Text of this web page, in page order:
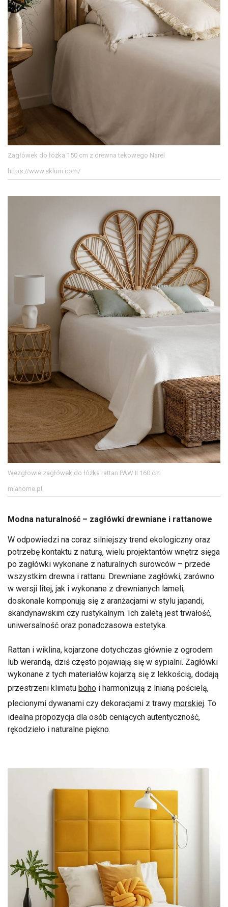
Zagłówek do łóżka 150 cm z drewna tekowego Narel
https://www.sklum.com/
Wezgłowie zagłówek do łóżka rattan PAW II 160 cm
miahome.pl
Modna naturalność – zagłówki drewniane i rattanowe
W odpowiedzi na coraz silniejszy trend ekologiczny oraz
potrzebę kontaktu z naturą, wielu projektantów wnętrz sięga
po zagłówki wykonane z naturalnych surowców – przede
wszystkim drewna i rattanu. Drewniane zagłówki, zarówno
w wersji litej, jak i wykonane z drewnianych lameli,
doskonale komponują się z aranżacjami w stylu japandi,
skandynawskim czy rustykalnym. Ich zaletą jest trwałość,
uniwersalność oraz ponadczasowa estetyka.
Rattan i wiklina, kojarzone dotychczas głównie z ogrodem
lub werandą, dziś często pojawiają się w sypialni. Zagłówki
wykonane z tych materiałów kojarzą się z lekkością, dodają
przestrzeni klimatu boho i harmonizują z lnianą pościelą,
plecionymi dywanami czy dekoracjami z trawy morskiej. To
idealna propozycja dla osób ceniących autentyczność,
rękodzieło i naturalne piękno.